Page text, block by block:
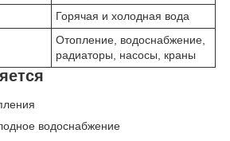
Горячая и холодная вода
Отопление, водоснабжение,
радиаторы, насосы, краны
водоснабжение